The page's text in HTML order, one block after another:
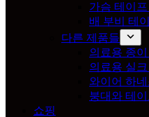
가슴 테이
배 부비 테
다른 제품들
의료용 종
의료용 실
와이어 하
붕대와 테이
쇼핑